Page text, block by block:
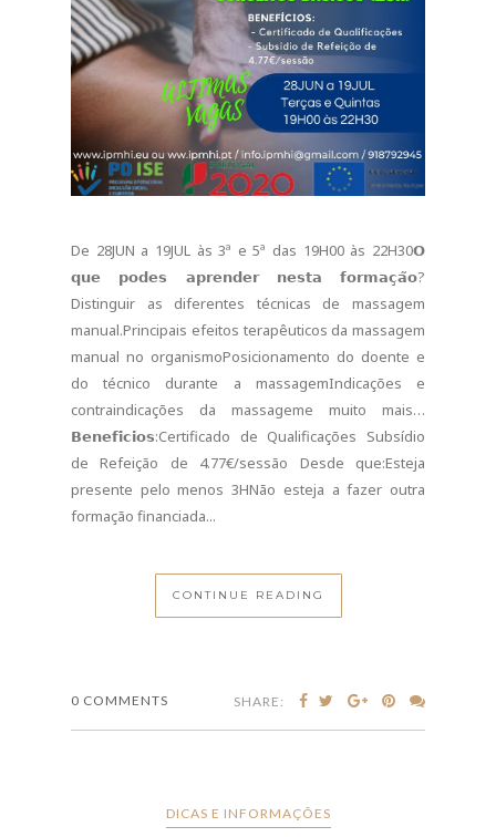
De 28JUN a 19JUL às 3ª e 5ª das 19H00 às 22H30𝗢
𝗾𝘂𝗲 𝗽𝗼𝗱𝗲𝘀 𝗮𝗽𝗿𝗲𝗻𝗱𝗲𝗿 𝗻𝗲𝘀𝘁𝗮 𝗳𝗼𝗿𝗺𝗮𝗰̧𝗮̃𝗼?
Distinguir as diferentes técnicas de massagem
manual.Principais efeitos terapêuticos da massagem
manual no organismoPosicionamento do doente e
do técnico durante a massagemIndicações e
contraindicações da massageme muito mais…
𝗕𝗲𝗻𝗲𝗳𝗶́𝗰𝗶𝗼𝘀:Certificado de Qualificações Subsídio
de Refeição de 4.77€/sessão Desde que:Esteja
presente pelo menos 3HNão esteja a fazer outra
formação financiada...
CONTINUE READING
0 COMMENTS SHARE:
DICAS E INFORMAÇÕES